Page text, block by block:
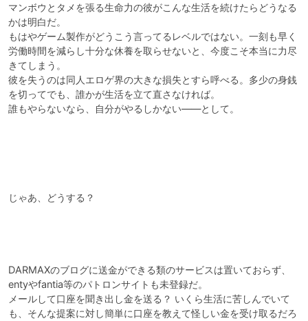
マンボウとタメを張る生命力の彼がこんな生活を続けたらどうなる
かは明白だ。
もはやゲーム製作がどうこう言ってるレベルではない。一刻も早く
労働時間を減らし十分な休養を取らせないと、今度こそ本当に力尽
きてしまう。
彼を失うのは同人エロゲ界の大きな損失とすら呼べる。多少の身銭
を切ってでも、誰かが生活を立て直さなければ。
誰もやらないなら、自分がやるしかない――として。
じゃあ、どうする？
DARMAXのブログに送金ができる類のサービスは置いておらず、
entyやfantia等のパトロンサイトも未登録だ。
メールして口座を聞き出し金を送る？ いくら生活に苦しんでいて
も、そんな提案に対し簡単に口座を教えて怪しい金を受け取るだろ